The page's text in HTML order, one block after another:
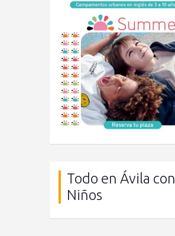
Todo en Ávila con
Niños